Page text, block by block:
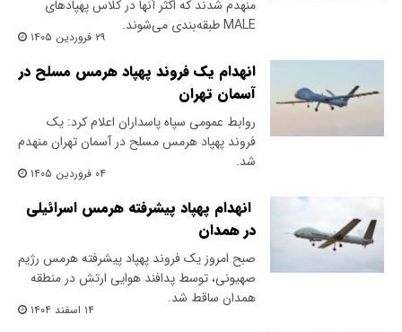
منهدم شدند که اکثر آنها در کلاس پهپادهای
MALE طبقه‌بندی می‌شوند.
۲۹ فروردین ۱۴۰۵
انهدام یک فروند پهپاد هرمس مسلح در
آسمان تهران
روابط عمومی سپاه پاسداران اعلام کرد: یک
فروند پهپاد هرمس مسلح در آسمان تهران منهدم
شد.
۰۴ فروردین ۱۴۰۵
‌ انهدام پهپاد پیشرفته هرمس اسرائیلی
در ‌همدان
صبح امروز یک فروند پهپاد پیشرفته هرمس رژیم
صهیونی، توسط پدافند هوایی ارتش در منطقه
همدان ساقط شد.
۱۴ اسفند ۱۴۰۴